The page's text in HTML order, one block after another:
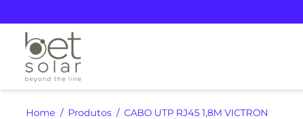
Home Produtos CABO UTP RJ45 1,8M VICTRON